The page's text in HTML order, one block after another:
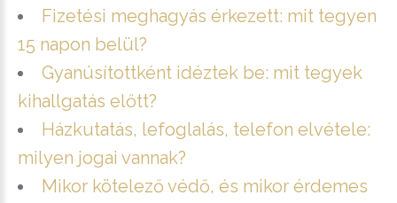
Fizetési meghagyás érkezett: mit tegyen
15 napon belül?
Gyanúsítottként idéztek be: mit tegyek
kihallgatás előtt?
Házkutatás, lefoglalás, telefon elvétele:
milyen jogai vannak?
Mikor kötelező védő, és mikor érdemes